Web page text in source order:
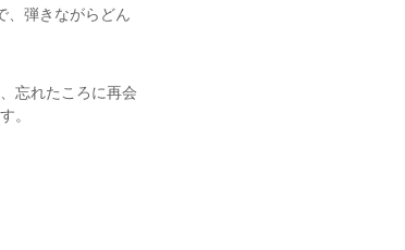
、弾きながらどん
忘れたころに再会
。